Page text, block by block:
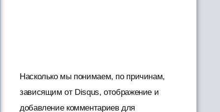
Насколько мы понимаем, по причинам,
зависящим от Disqus, отображение и
добавление комментариев для